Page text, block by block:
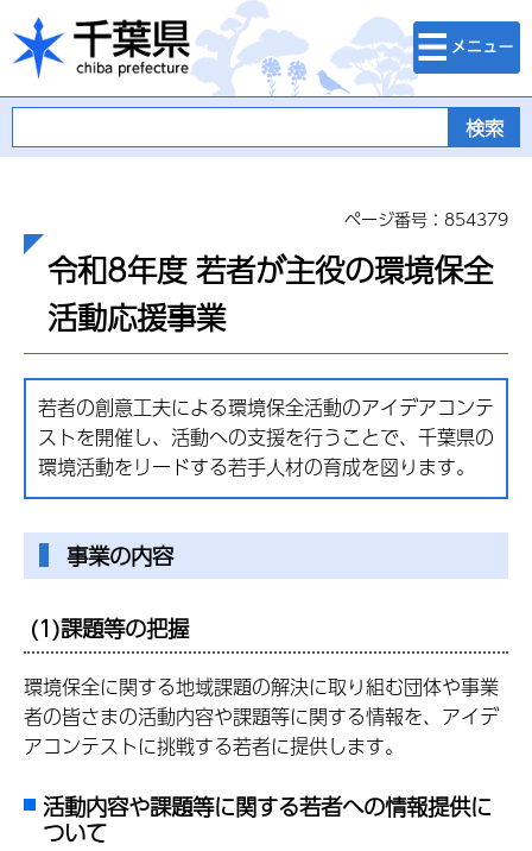
千葉県
検索・メニュ
ー
ページ番号：854379
令和8年度 若者が主役の環境保全
活動応援事業
若者の創意工夫による環境保全活動のアイデアコンテ
ストを開催し、活動への支援を行うことで、千葉県の
環境活動をリードする若手人材の育成を図ります。
事業の内容
(1)課題等の把握
環境保全に関する地域課題の解決に取り組む団体や事業
者の皆さまの活動内容や課題等に関する情報を、アイデ
アコンテストに挑戦する若者に提供します。
活動内容や課題等に関する若者への情報提供に
ついて